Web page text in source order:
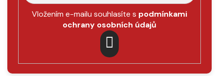
p
i
s
u
Vložením e-mailu souhlasíte s podmínkami
ochrany osobních údajů
PŘIHLÁSIT
SE